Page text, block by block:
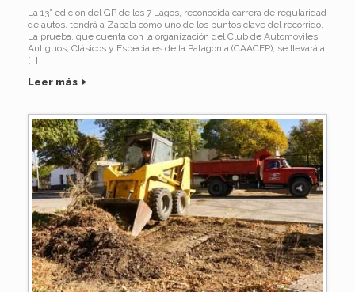
La 13° edición del GP de los 7 Lagos, reconocida carrera de regularidad
de autos, tendrá a Zapala como uno de los puntos clave del recorrido.
La prueba, que cuenta con la organización del Club de Automóviles
Antiguos, Clásicos y Especiales de la Patagonia (CAACEP), se llevará a
[…]
Leer más